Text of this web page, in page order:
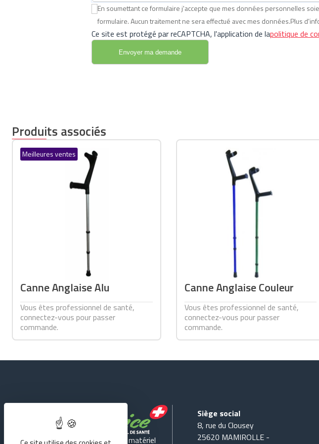
En soumettant ce formulaire j'accepte que mes données personnelles
formulaire. Aucun traitement ne sera effectué avec mes données.Plus
Ce site est protégé par reCAPTCHA, l'application de lapolitique de
Produits associés
Meilleures ventes
Canne Anglaise Alu
Vous êtes professionnel de santé,
connectez-vous pour passer
commande.
Canne Anglaise Couleur
Vous êtes professionnel de santé,
connectez-vous pour passer
commande.
Spécialiste en location et vente de matériel
Siège social
8, rue du Clousey
25620 MAMIROLLE -